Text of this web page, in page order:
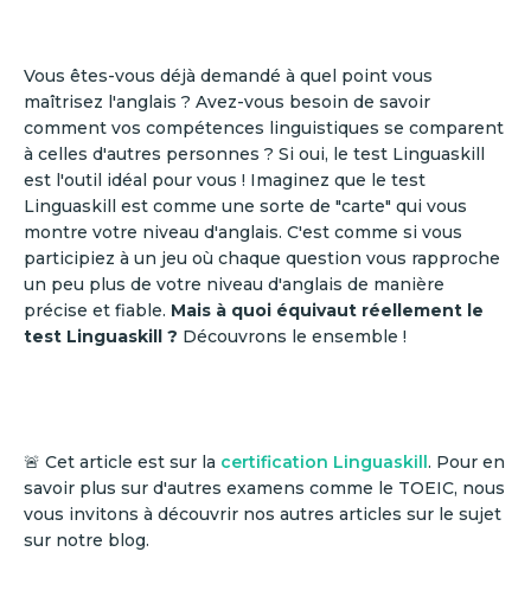
Vous êtes-vous déjà demandé à quel point vous
maîtrisez l'anglais ? Avez-vous besoin de savoir
comment vos compétences linguistiques se comparent
à celles d'autres personnes ? Si oui, le test Linguaskill
est l'outil idéal pour vous ! Imaginez que le test
Linguaskill est comme une sorte de "carte" qui vous
montre votre niveau d'anglais. C'est comme si vous
participiez à un jeu où chaque question vous rapproche
un peu plus de votre niveau d'anglais de manière
précise et fiable. Mais à quoi équivaut réellement le
test Linguaskill ? Découvrons le ensemble !
🚨 Cet article est sur la certification Linguaskill . Pour en
savoir plus sur d'autres examens comme le TOEIC, nous
vous invitons à découvrir nos autres articles sur le sujet
sur notre blog.